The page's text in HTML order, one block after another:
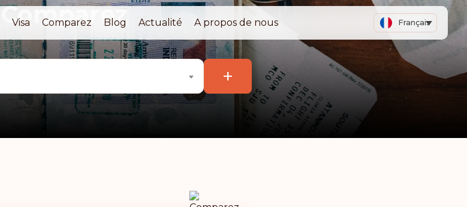
Français
Visa Comparez Blog Actualité A propos de nous
Comparez
+